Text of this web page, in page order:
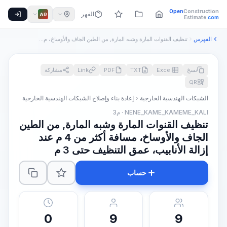
OpenConstruction
Estimate.com الفهرس AR
الفهرس تنظيف القنوات المارة وشبه المارة, من الطين الجاف والأوساخ، م...
نسخ Excel
TXT
PDF
Link
مشاركة
QR
الشبكات الهندسية الخارجية
إعادة بناء وإصلاح الشبكات الهندسية الخارجية
NENE_KAME_KAMEME_KALI · م3
تنظيف القنوات المارة وشبه المارة, من الطين
الجاف والأوساخ، مسافة أكثر من 4 م عند
إزالة الأنابيب، عمق التنظيف حتى 3 م
حساب
9
9
0